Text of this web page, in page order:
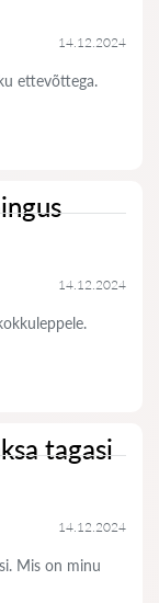
14.12.2024
ettevõttega.
14.12.2024
tagasi
14.12.2024
Mis on minu